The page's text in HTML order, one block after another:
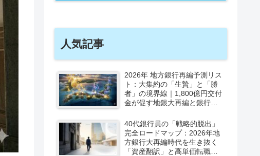
人気記事
2026年 地方銀行再編予測リス
ト：大集約の「生贄」と「勝
者」の境界線｜1,800億円交付
金が促す地銀大再編と銀行員
40代銀行員の「戦略的脱出」
完全ロードマップ：2026年地
方銀行大再編時代を生き抜く
「資産翻訳」と高単価転職の